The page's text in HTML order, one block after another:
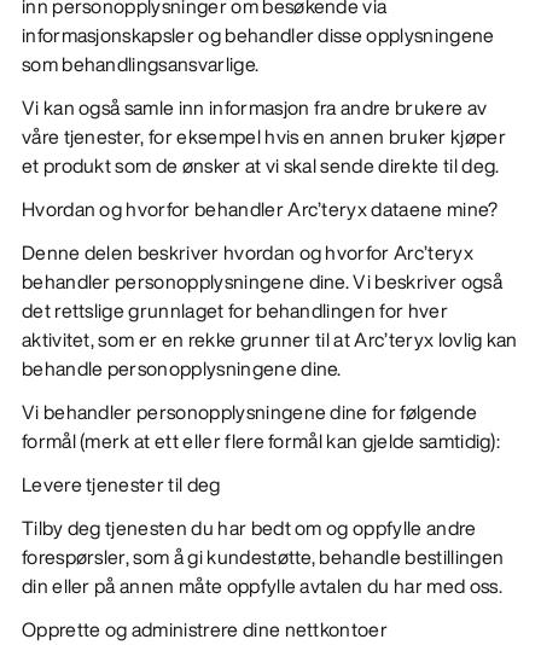
informasjonskapsler og behandler disse opplysningene
som behandlingsansvarlige.
Vi kan også samle inn informasjon fra andre brukere av
våre tjenester, for eksempel hvis en annen bruker kjøper
et produkt som de ønsker at vi skal sende direkte til deg.
Hvordan og hvorfor behandler Arc’teryx dataene mine?
Denne delen beskriver hvordan og hvorfor Arc’teryx
behandler personopplysningene dine. Vi beskriver også
det rettslige grunnlaget for behandlingen for hver
aktivitet, som er en rekke grunner til at Arc’teryx lovlig kan
behandle personopplysningene dine.
Vi behandler personopplysningene dine for følgende
formål (merk at ett eller flere formål kan gjelde samtidig):
Levere tjenester til deg
Tilby deg tjenesten du har bedt om og oppfylle andre
forespørsler, som å gi kundestøtte, behandle bestillingen
din eller på annen måte oppfylle avtalen du har med oss.
Opprette og administrere dine nettkontoer